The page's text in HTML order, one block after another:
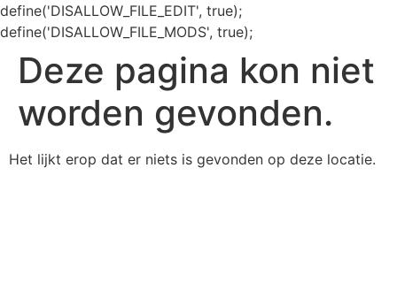
define('DISALLOW_FILE_EDIT', true);
define('DISALLOW_FILE_MODS', true);
Deze pagina kon niet
worden gevonden.
Het lijkt erop dat er niets is gevonden op deze locatie.